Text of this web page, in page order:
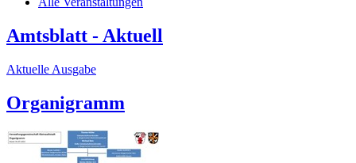
Amtsblatt - Aktuell
Aktuelle Ausgabe
Organigramm